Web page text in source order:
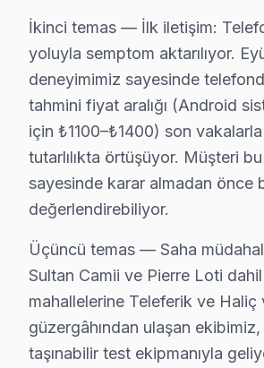
Pirinççi'de Hi-Level TV Servisi
Pirinççi Mahallesi'nde Hi-Level
Rami Cuma'da Hi-Level TV
Rami Cuma Mahallesi’nde Hi-
Rami Yeni'de Hi-Level TV Servisi
Rami Yeni Mahallesi’nde Hi-
Sakarya'da Hi-Level TV Servisi
Sakarya Mahallesi’nde Hi-Level
Silahtarağa'da Hi-Level TV
Silahtarağa Mahallesi’nde Hi-
İkinci temas — İlk iletişim:
yoluyla semptom aktarılıyor.
deneyimimiz sayesinde
tahmini fiyat aralığı (Android
için ₺1100–₺1400) son
tutarlılıkta örtüşüyor. Müşteri
sayesinde karar almadan önce
değerlendirebiliyor.
Üçüncü temas — Saha
Sultan Camii ve Pierre Loti
mahallelerine Teleferik ve Haliç
güzergâhından ulaşan
taşınabilir test ekipmanıyla